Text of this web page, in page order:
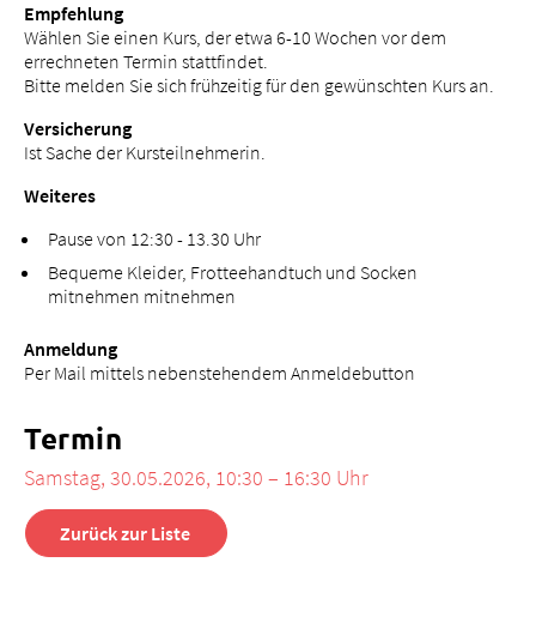
Empfehlung
Wählen Sie einen Kurs, der etwa 6-10 Wochen vor dem
errechneten Termin stattfindet.
Bitte melden Sie sich frühzeitig für den gewünschten Kurs an.
Versicherung
Ist Sache der Kursteilnehmerin.
Weiteres
Pause von 12:30 - 13.30 Uhr
Bequeme Kleider, Frotteehandtuch und Socken
mitnehmen mitnehmen
Anmeldung
Per Mail mittels nebenstehendem Anmeldebutton
Termin
Samstag, 30.05.2026, 10:30 – 16:30 Uhr
Zurück zur Liste